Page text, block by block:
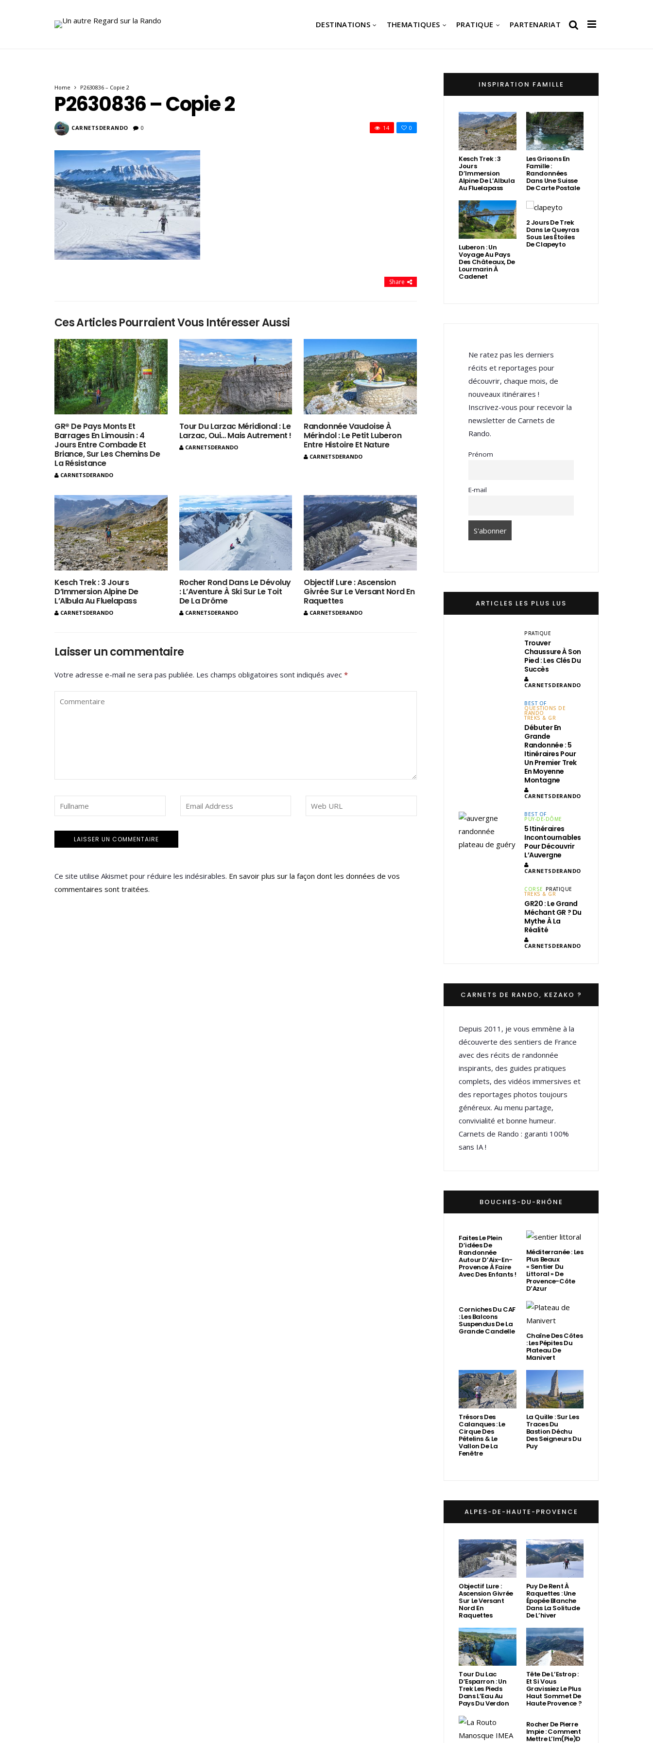
DESTINATIONS THEMATIQUES PRATIQUE PARTENARIAT
Home P2630836 – Copie 2
P2630836 – Copie 2
CARNETSDERANDO 0 0
14
Share
Ces Articles Pourraient Vous Intéresser Aussi
GR® De Pays Monts Et
Barrages En Limousin : 4
Jours Entre Combade Et
Briance, Sur Les Chemins De
La Résistance
CARNETSDERANDO
Tour Du Larzac Méridional : Le
Larzac, Oui… Mais Autrement !
CARNETSDERANDO
Randonnée Vaudoise À
Mérindol : Le Petit Luberon
Entre Histoire Et Nature
CARNETSDERANDO
Kesch Trek : 3 Jours
D’Immersion Alpine De
L’Albula Au Fluelapass
CARNETSDERANDO
Rocher Rond Dans Le Dévoluy
: L’Aventure À Ski Sur Le Toit
De La Drôme
CARNETSDERANDO
Objectif Lure : Ascension
Givrée Sur Le Versant Nord En
Raquettes
CARNETSDERANDO
Laisser un commentaire
Votre adresse e-mail ne sera pas publiée. Les champs obligatoires sont indiqués avec *
Ce site utilise Akismet pour réduire les indésirables. En savoir plus sur la façon dont les données de vos
commentaires sont traitées.
INSPIRATION FAMILLE
Kesch Trek : 3
Jours
D’Immersion
Alpine De L’Albula
Au Fluelapass
Les Grisons En
Famille :
Randonnées
Dans Une Suisse
De Carte Postale
Luberon : Un
Voyage Au Pays
Des Châteaux, De
Lourmarin À
Cadenet
2 Jours De Trek
Dans Le Queyras
Sous Les Étoiles
De Clapeyto
Ne ratez pas les derniers
récits et reportages pour
découvrir, chaque mois, de
nouveaux itinéraires !
Inscrivez-vous pour recevoir la
newsletter de Carnets de
Rando.
Prénom
E-mail
ARTICLES LES PLUS LUS
PRATIQUE
Trouver
Chaussure À Son
Pied : Les Clés Du
Succès
CARNETSDERANDO
BEST OF
QUESTIONS DE
RANDO
TREKS & GR
Débuter En
Grande
Randonnée : 5
Itinéraires Pour
Un Premier Trek
En Moyenne
Montagne
CARNETSDERANDO
BEST OF
PUY-DE-DÔME
5 Itinéraires
Incontournables
Pour Découvrir
L’Auvergne
CARNETSDERANDO
CORSE PRATIQUE
TREKS & GR
GR20 : Le Grand
Méchant GR ? Du
Mythe À La
Réalité
CARNETSDERANDO
CARNETS DE RANDO, KEZAKO ?
Depuis 2011, je vous emmène à la
découverte des sentiers de France
avec des récits de randonnée
inspirants, des guides pratiques
complets, des vidéos immersives et
des reportages photos toujours
généreux. Au menu partage,
convivialité et bonne humeur.
Carnets de Rando : garanti 100%
sans IA !
BOUCHES-DU-RHÔNE
Faites Le Plein
D’idées De
Randonnée
Autour D’Aix-En-
Provence À Faire
Avec Des Enfants !
Méditerranée : Les
Plus Beaux
« Sentier Du
Littoral » De
Provence-Côte
D’Azur
Corniches Du CAF
: Les Balcons
Suspendus De La
Grande Candelle Chaîne Des Côtes
: Les Pépites Du
Plateau De
Manivert
Trésors Des
Calanques : Le
Cirque Des
Pételins & Le
Vallon De La
Fenêtre
La Quille : Sur Les
Traces Du
Bastion Déchu
Des Seigneurs Du
Puy
ALPES-DE-HAUTE-PROVENCE
Objectif Lure :
Ascension Givrée
Sur Le Versant
Nord En
Raquettes
Puy De Rent À
Raquettes : Une
Épopée Blanche
Dans La Solitude
De L’hiver
Tour Du Lac
D’Esparron : Un
Trek Les Pieds
Dans L’Eau Au
Pays Du Verdon
Tête De L’Estrop :
Et Si Vous
Gravissiez Le Plus
Haut Sommet De
Haute Provence ?
Rocher De Pierre
Impie : Comment
Mettre L’Im(Pie)d